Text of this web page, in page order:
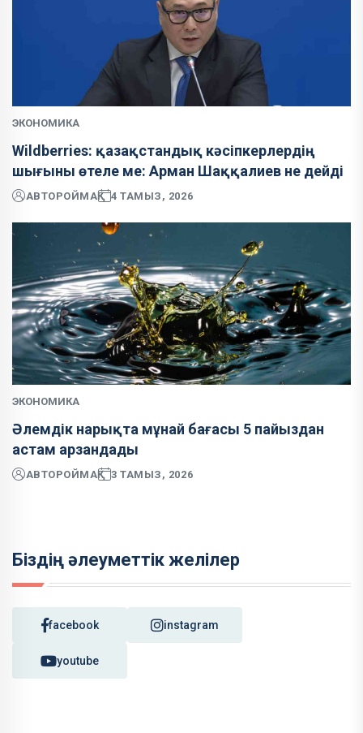
ЭКОНОМИКА
Wildberries: қазақстандық кәсіпкерлердің
шығыны өтеле ме: Арман Шаққалиев не дейді
АВТОРОЙМАҚ 4 ТАМЫЗ, 2026
ЭКОНОМИКА
Әлемдік нарықта мұнай бағасы 5 пайыздан
астам арзандады
АВТОРОЙМАҚ 3 ТАМЫЗ, 2026
Біздің әлеуметтік желілер
facebook instagram
youtube